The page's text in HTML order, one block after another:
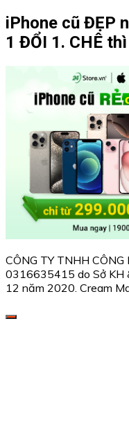
iPhone cũ ĐẸP
1 ĐỔI 1. CHÊ
CÔNG TY TNHH CÔNG
0316635415 do Sở KH
12 năm 2020. Cream